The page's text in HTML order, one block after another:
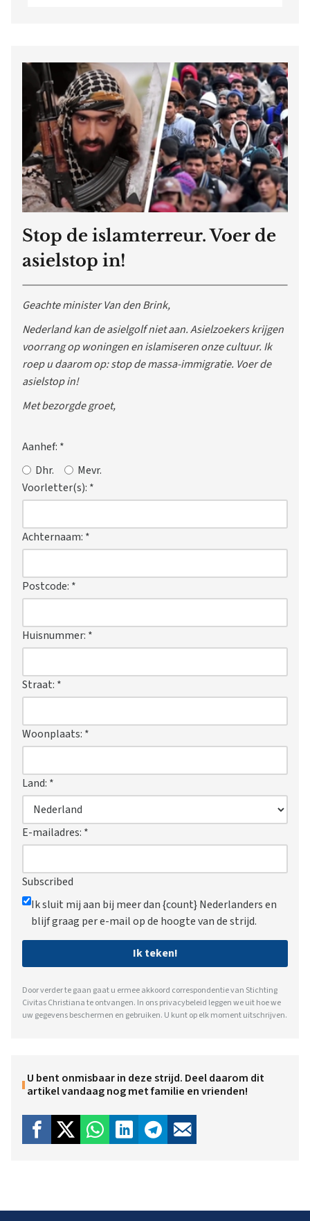
Stop de islamterreur. Voer de
asielstop in!
Geachte minister Van den Brink,
Nederland kan de asielgolf niet aan. Asielzoekers krijgen
voorrang op woningen en islamiseren onze cultuur. Ik
roep u daarom op: stop de massa-immigratie. Voer de
asielstop in!
Met bezorgde groet,
Aanhef: *
Dhr.
Mevr.
Voorletter(s): *
Achternaam: *
Postcode: *
Huisnummer: *
Straat: *
Woonplaats: *
Land: *
E-mailadres: *
Subscribed
Ik sluit mij aan bij meer dan {count} Nederlanders en
blijf graag per e-mail op de hoogte van de strijd.
Ik teken!
Door verder te gaan gaat u ermee akkoord correspondentie van Stichting
Civitas Christiana te ontvangen. In onsprivacybeleid leggen we uit hoe we
uw gegevens beschermen en gebruiken. U kunt op elk moment uitschrijven.
U bent onmisbaar in deze strijd. Deel daarom dit
artikel vandaag nog met familie en vrienden!